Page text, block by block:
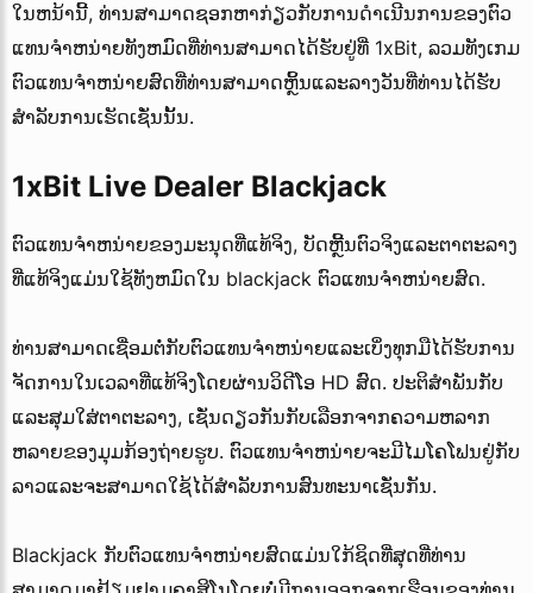
ໃນຫນ້ານີ້, ທ່ານສາມາດຊອກຫາກ່ຽວກັບການດໍາເນີນການຂອງຕົວ
ແທນຈໍາຫນ່າຍທັງຫມົດທີ່ທ່ານສາມາດໄດ້ຮັບຢູ່ທີ່ 1xBit, ລວມທັງເກມ
ຕົວແທນຈໍາຫນ່າຍສົດທີ່ທ່ານສາມາດຫຼິ້ນແລະລາງວັນທີ່ທ່ານໄດ້ຮັບ
ສໍາລັບການເຮັດເຊັ່ນນັ້ນ.
1xBit Live Dealer Blackjack
ຕົວແທນຈໍາຫນ່າຍຂອງມະນຸດທີ່ແທ້ຈິງ, ບັດຫຼີ້ນຕົວຈິງແລະຕາຕະລາງ
ທີ່ແທ້ຈິງແມ່ນໃຊ້ທັງຫມົດໃນ blackjack ຕົວແທນຈໍາຫນ່າຍສົດ.
ທ່ານ​ສາ​ມາດ​ເຊື່ອມ​ຕໍ່​ກັບ​ຕົວ​ແທນ​ຈໍາ​ຫນ່າຍ​ແລະ​ເບິ່ງ​ທຸກ​ມື​ໄດ້​ຮັບ​ການ​
ຈັດ​ການ​ໃນ​ເວ​ລາ​ທີ່​ແທ້​ຈິງ​ໂດຍ​ຜ່ານ​ວິ​ດີ​ໂອ HD ສົດ​. ປະຕິສໍາພັນກັບ
ແລະສຸມໃສ່ຕາຕະລາງ, ເຊັ່ນດຽວກັນກັບເລືອກຈາກຄວາມຫລາກ
ຫລາຍຂອງມຸມກ້ອງຖ່າຍຮູບ. ຕົວແທນຈໍາຫນ່າຍຈະມີໄມໂຄໂຟນຢູ່ກັບ
ລາວແລະຈະສາມາດໃຊ້ໄດ້ສໍາລັບການສົນທະນາເຊັ່ນກັນ.
Blackjack ກັບຕົວແທນຈໍາຫນ່າຍສົດແມ່ນໃກ້ຊິດທີ່ສຸດທີ່ທ່ານ